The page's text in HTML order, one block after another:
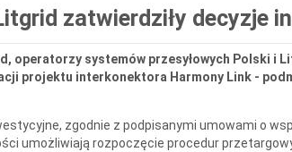
zatwierdziły decyzje
operatorzy systemów przesyłowych Polski
projektu interkonektora Harmony Link -
zgodnie z podpisanymi umowami o
umożliwiają rozpoczęcie procedur